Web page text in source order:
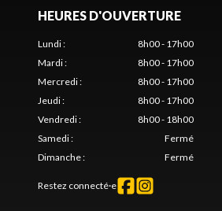
HEURES D'OUVERTURE
Lundi:
8h00 - 17h00
Mardi:
8h00 - 17h00
Mercredi:
8h00 - 17h00
Jeudi:
8h00 - 17h00
Vendredi:
8h00 - 18h00
Samedi:
Fermé
Dimanche: Fermé
Restez connecté·e